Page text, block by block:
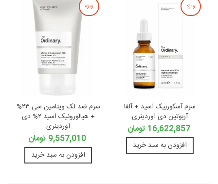
ویژه
سرم آسکوربیک اسید + آلفا
آربوتین دی اوردینری
16,622,857 تومان
افزودن به سبد خرید
ویژه
سرم ضد لک ویتامین سی ۲۳%
+ هیالورونیک اسید ۲% دی
اوردینری
9,557,010 تومان
افزودن به سبد خرید